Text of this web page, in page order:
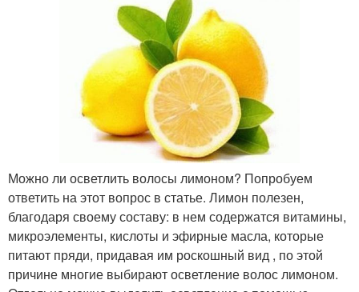
Можно ли осветлить волосы лимоном? Попробуем
ответить на этот вопрос в статье. Лимон полезен,
благодаря своему составу: в нем содержатся витамины,
микроэлементы, кислоты и эфирные масла, которые
питают пряди, придавая им роскошный вид , по этой
причине многие выбирают осветление волос лимоном.